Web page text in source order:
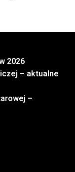
2026
– aktualne
–